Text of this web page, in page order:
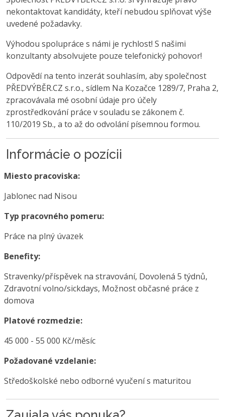
nekontaktovat kandidáty, kteří nebudou splňovat výše
uvedené požadavky.
Výhodou spolupráce s námi je rychlost! S našimi
konzultanty absolvujete pouze telefonický pohovor!
Odpovědí na tento inzerát souhlasím, aby společnost
PŘEDVÝBĚR.CZ s.r.o., sídlem Na Kozačce 1289/7, Praha 2,
zpracovávala mé osobní údaje pro účely
zprostředkování práce v souladu se zákonem č.
110/2019 Sb., a to až do odvolání písemnou formou.
Informácie o pozícii
Miesto pracoviska:
Jablonec nad Nisou
Typ pracovného pomeru:
Práce na plný úvazek
Benefity:
Stravenky/příspěvek na stravování, Dovolená 5 týdnů,
Zdravotní volno/sickdays, Možnost občasné práce z
domova
Platové rozmedzie:
45 000 - 55 000 Kč/měsíc
Požadované vzdelanie:
Středoškolské nebo odborné vyučení s maturitou